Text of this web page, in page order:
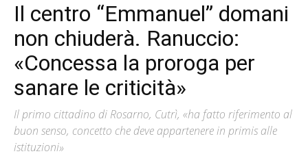
Il centro “Emmanuel” domani
non chiuderà. Ranuccio:
«Concessa la proroga per
sanare le criticità»
Il primo cittadino di Rosarno, Cutrì, «ha fatto riferimento al
buon senso, concetto che deve appartenere in primis alle
istituzioni»